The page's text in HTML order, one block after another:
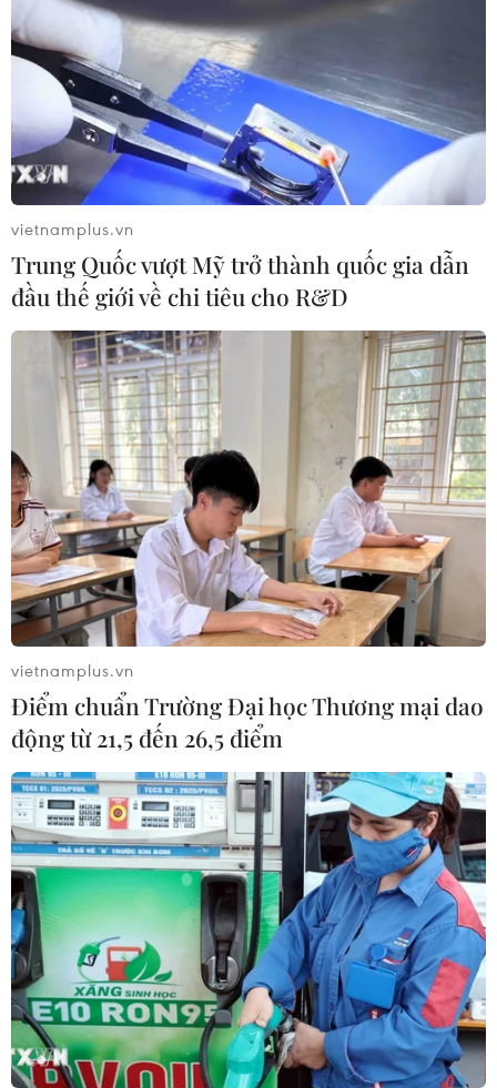
vietnamplus.vn
Trung Quốc vượt Mỹ trở thành quốc gia dẫn
đầu thế giới về chi tiêu cho R&D
vietnamplus.vn
Điểm chuẩn Trường Đại học Thương mại dao
động từ 21,5 đến 26,5 điểm